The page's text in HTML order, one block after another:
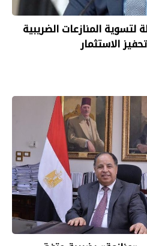
لتسوية المنازعات الضريبية
الاستثمار